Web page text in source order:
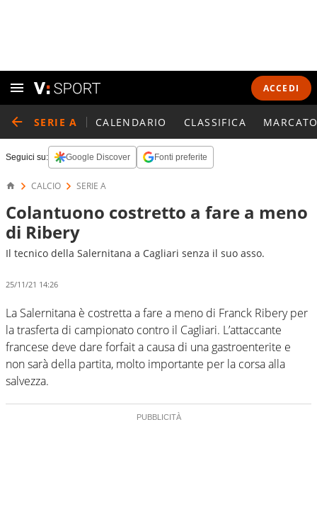
ACCEDI
SERIE A CALENDARIO CLASSIFICA
Seguici su: Google Discover Fonti preferite
CALCIO SERIE A
Colantuono costretto a fare a meno
di Ribery
Il tecnico della Salernitana a Cagliari senza il suo asso.
25/11/21 14:26
La Salernitana è costretta a fare a meno di Franck Ribery per
la trasferta di campionato contro il Cagliari. L’attaccante
francese deve dare forfait a causa di una gastroenterite e
non sarà della partita, molto importante per la corsa alla
salvezza.